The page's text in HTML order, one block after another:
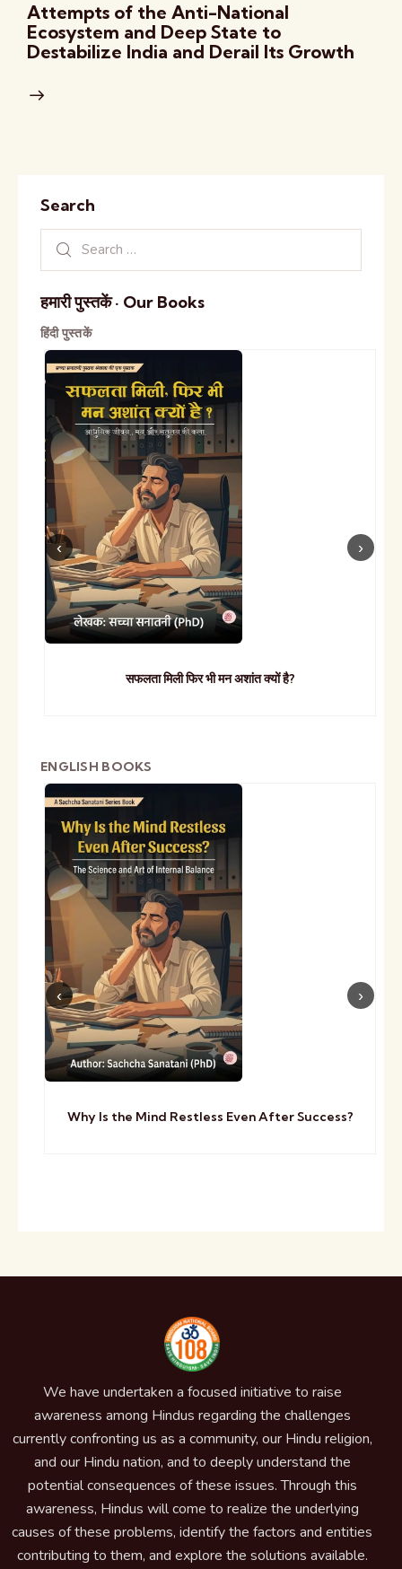
Attempts of the Anti-National
Ecosystem and Deep State to
Destabilize India and Derail Its Growth
Search
हमारी पुस्तकें · Our Books
हिंदी पुस्तकें
सफलता मिली फिर भी मन अशांत क्यों है?
ENGLISH BOOKS
Why Is the Mind Restless Even After Success?
We have undertaken a focused initiative to raise
awareness among Hindus regarding the challenges
currently confronting us as a community, our Hindu religion,
and our Hindu nation, and to deeply understand the
potential consequences of these issues. Through this
awareness, Hindus will come to realize the underlying
causes of these problems, identify the factors and entities
contributing to them, and explore the solutions available.